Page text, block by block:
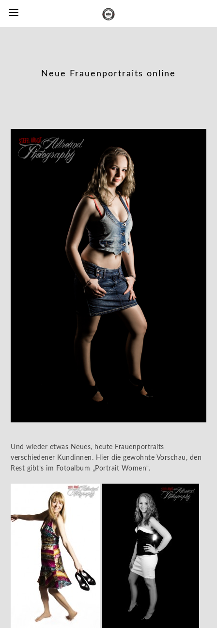
Neue Frauenportraits online
Und wieder etwas Neues, heute Frauenportraits
verschiedener Kundinnen. Hier die gewohnte Vorschau, den
Rest gibt’s im Fotoalbum „Portrait Women“.